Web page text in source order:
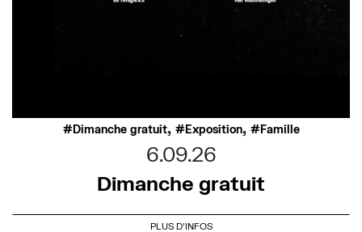
Dimanche gratuit, Exposition, Famille
6.09.26
Dimanche gratuit
PLUS D'INFOS